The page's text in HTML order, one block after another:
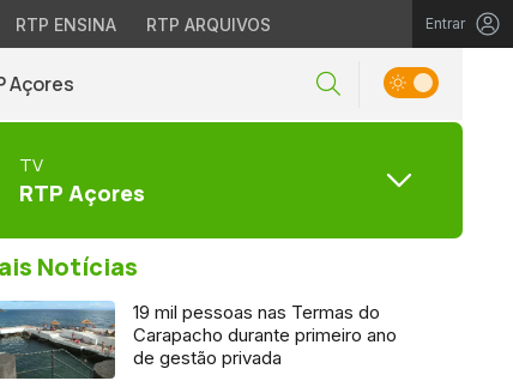
RTP ENSINA RTP ARQUIVOS Entrar
Açores
TV
RTP Açores
Notícias
19 mil pessoas nas Termas do
Carapacho durante primeiro ano
de gestão privada